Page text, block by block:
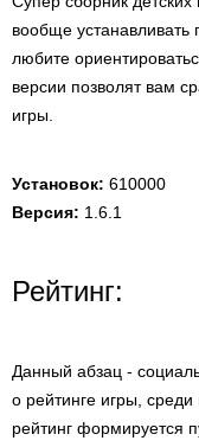
вообще
любите
версии позволят вам
игры.
Установок: 610000
Версия: 1.6.1
Рейтинг:
Данный абзац -
о рейтинге игры,
рейтинг формируется